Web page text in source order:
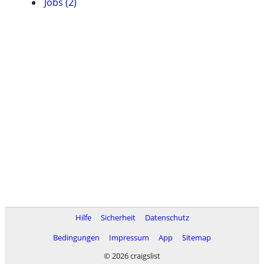
Hilfe Sicherheit
Datenschutz
Bedingungen
Impressum App
Sitemap
© 2026 craigslist